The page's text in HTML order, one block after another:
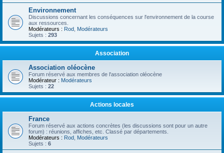
Environnement
Discussions concernant les conséquences sur l'environnement de la course
aux ressources.
Modérateurs : Rod Modérateurs
Sujets : 293
Association
Association oléocène
Forum réservé aux membres de l'association oléocène
Modérateur : Modérateurs
Sujets : 22
Actions locales
France
Forum réservé aux actions concrètes (les discussions sont pour un autre
forum) : réunions, affiches, etc. Classé par départements.
Modérateurs : Rod Modérateurs
Sujets : 6